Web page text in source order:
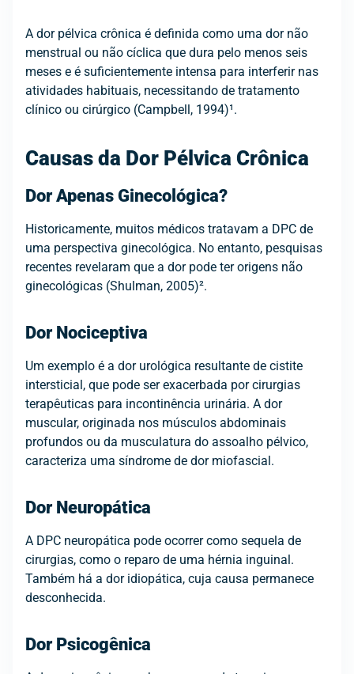
A dor pélvica crônica é definida como uma dor não
menstrual ou não cíclica que dura pelo menos seis
meses e é suficientemente intensa para interferir nas
atividades habituais, necessitando de tratamento
clínico ou cirúrgico (Campbell, 1994)¹.
Causas da Dor Pélvica Crônica
Dor Apenas Ginecológica?
Historicamente, muitos médicos tratavam a DPC de
uma perspectiva ginecológica. No entanto, pesquisas
recentes revelaram que a dor pode ter origens não
ginecológicas (Shulman, 2005)².
Dor Nociceptiva
Um exemplo é a dor urológica resultante de cistite
intersticial, que pode ser exacerbada por cirurgias
terapêuticas para incontinência urinária. A dor
muscular, originada nos músculos abdominais
profundos ou da musculatura do assoalho pélvico,
caracteriza uma síndrome de dor miofascial.
Dor Neuropática
A DPC neuropática pode ocorrer como sequela de
cirurgias, como o reparo de uma hérnia inguinal.
Também há a dor idiopática, cuja causa permanece
desconhecida.
Dor Psicogênica